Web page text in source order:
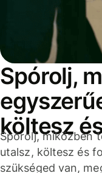
Spórolj,
költesz
Spórolj, miközben
utalsz, költesz és
szükséged van,